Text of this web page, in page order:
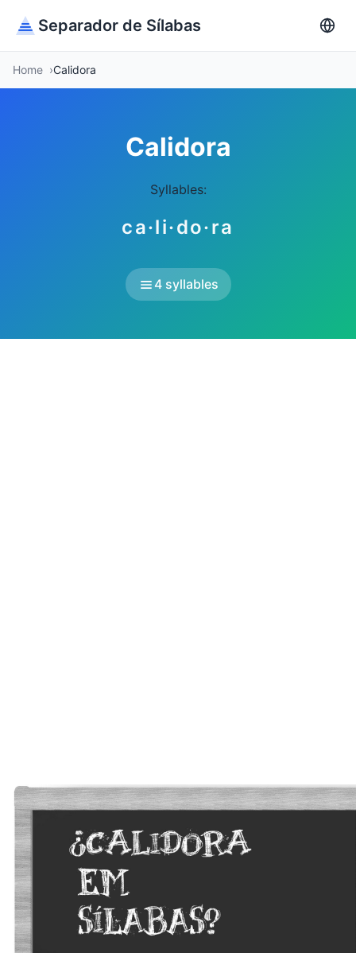
Separador de Sílabas
Home Calidora
Calidora
Syllables:
ca·li·do·ra
4 syllables